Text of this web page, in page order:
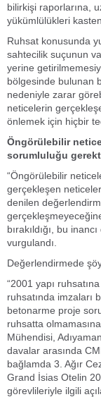
bilirkişi raporlarına,
yükümlülükleri
Ruhsat konusunda
sahtecilik suçunun
yerine
bölgesinde bulunan
nedeniyle zarar
neticelerin
önlemek için hiçbir
Öngörülebilir
sorumluluğu
“Öngörülebilir
gerçekleşen
denilen
bırakıldığı, bu
vurgulandı.
Değerlendirmede
“2001 yapı
ruhsatında imzaları
betonarme proje
ruhsatta
Mühendisi,
davalar arasında
bağlamda 3. Ağır
Grand İsias Otelin
görevlileriyle ilgili